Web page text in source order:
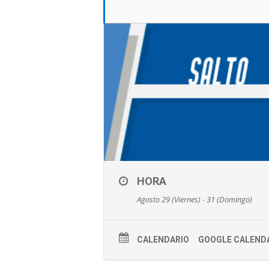
HORA
Agosto 29 (Viernes) - 31 (Domingo)
CALENDARIO GOOGLE